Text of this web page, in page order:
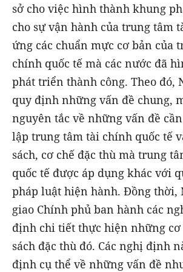
sở cho việc hình thành khung
cho sự vận hành của trung tâm
ứng các chuẩn mực cơ bản của
chính quốc tế mà các nước đã
phát triển thành công. Theo đó,
quy định những vấn đề chung,
nguyên tắc về những vấn đề
lập trung tâm tài chính quốc tế
sách, cơ chế đặc thù mà trung
quốc tế được áp dụng khác với
pháp luật hiện hành. Đồng thời,
giao Chính phủ ban hành các
định chi tiết thực hiện những cơ
sách đặc thù đó. Các nghị định
định cụ thể về những vấn đề